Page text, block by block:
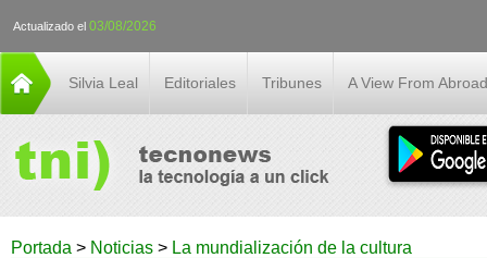
Actualizado el 03/08/2026
Silvia Leal Editoriales Tribunes A View From Abroad
Portada > Noticias > La mundialización de la cultura